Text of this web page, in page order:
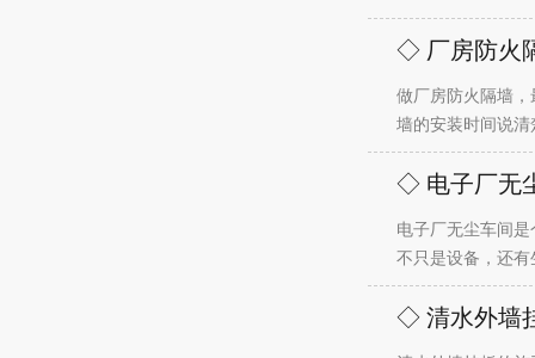
◇ 厂房防火
做厂房防火隔墙
墙的安装时间说清
◇ 电子厂无
电子厂无尘车间
不只是设备，还
◇ 清水外墙